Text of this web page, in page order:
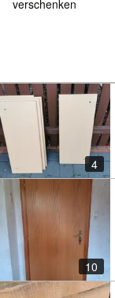
4
10